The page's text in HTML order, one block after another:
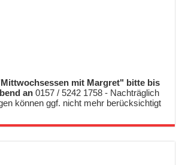
mit Margret" bitte bis
an0157 / 5242 1758 - Nachträglich
können ggf. nicht mehr berücksichtigt